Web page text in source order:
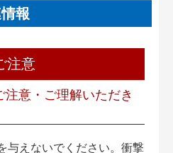
報
注意
意・ご理解いただき
与えないでください。衝撃